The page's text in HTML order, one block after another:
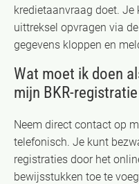
kredietaanvraag doet. Je
uittreksel opvragen via
gegevens kloppen en
Wat moet ik doen
mijn BKR-
Neem direct contact op
telefonisch. Je kunt
registraties door het
bewijsstukken toe te